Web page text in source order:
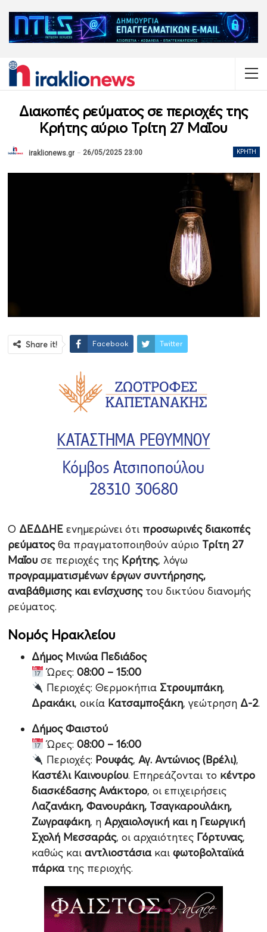
Διακοπές ρεύματος σε περιοχές της
Κρήτης αύριο Τρίτη 27 Μαΐου
ΚΡΉΤΗ
iraklionews.gr 26/05/2025 23:00
Share it! Facebook Twitter
Ο ΔΕΔΔΗΕενημερώνει ότι προσωρινές διακοπές
ρεύματοςθα πραγματοποιηθούν αύριο Τρίτη 27
Μαΐου σε περιοχές της Κρήτης, λόγω
προγραμματισμένων έργων συντήρησης,
αναβάθμισης και ενίσχυσηςτου δικτύου διανομής
ρεύματος.
Νομός Ηρακλείου
Δήμος Μινώα Πεδιάδος
Ώρες: 08:00 – 15:00
Περιοχές: Θερμοκήπια Στρουμπάκη,
Δρακάκι, οικία Κατσαμποξάκη, γεώτρηση Δ-2.
Δήμος Φαιστού
Ώρες: 08:00 – 16:00
Περιοχές: Ρουφάς, Αγ. Αντώνιος (Βρέλι),
Καστέλι Καινουρίου. Επηρεάζονται το κέντρο
διασκέδασης Ανάκτορο, οι επιχειρήσεις
Λαζανάκη, Φανουράκη, Τσαγκαρουλάκη,
Ζωγραφάκη, η Αρχαιολογική και η Γεωργική
Σχολή Μεσσαράς, οι αρχαιότητες Γόρτυνας,
καθώς και αντλιοστάσιακαι φωτοβολταϊκά
πάρκατης περιοχής.